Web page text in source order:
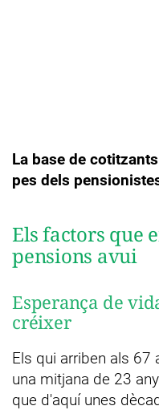
La base de
pes dels
Els factors que
pensions avui
Esperança de
créixer
Els qui arriben als 67
una mitjana de 23
que d'aquí unes